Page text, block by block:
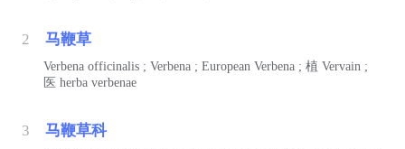
2 马鞭草
Verbena officinalis ; Verbena ; European Verbena ; 植 Vervain ;
医 herba verbenae
3 马鞭草科